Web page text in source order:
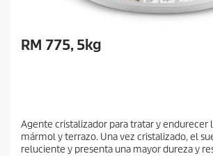
RM 775, 5kg
Agente cristalizador para tratar y endurecer
mármol y terrazo. Una vez cristalizado, el
reluciente y presenta una mayor dureza y